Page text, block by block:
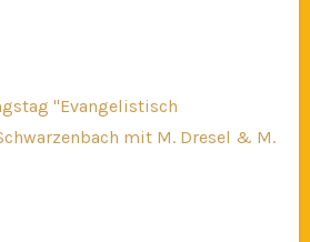
"Evangelistisch
mit M. Dresel & M.